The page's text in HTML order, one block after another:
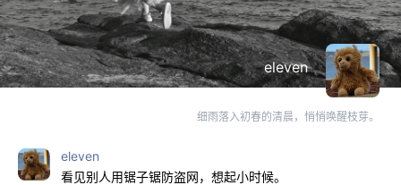
eleven
细雨落入初春的清晨，悄悄唤醒枝芽。
eleven
看见别人用锯子锯防盗网，想起小时候。